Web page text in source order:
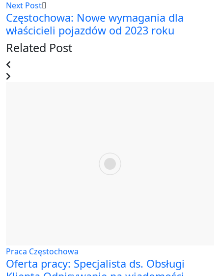
Next Post
Częstochowa: Nowe wymagania dla
właścicieli pojazdów od 2023 roku
Related Post
Praca Częstochowa
Oferta pracy: Specjalista ds. Obsługi